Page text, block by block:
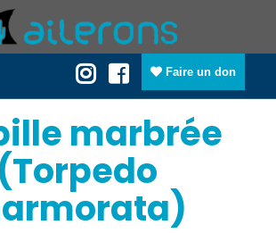
Faire un don
marbrée
(Torpedo